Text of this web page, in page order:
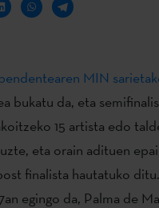
MIN
bukatu da, eta
15 artista edo
eta orain adituen
finalista hautatuko
egingo da, Palma de